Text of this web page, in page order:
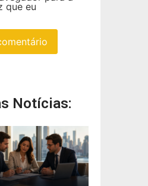
que eu
Notícias: